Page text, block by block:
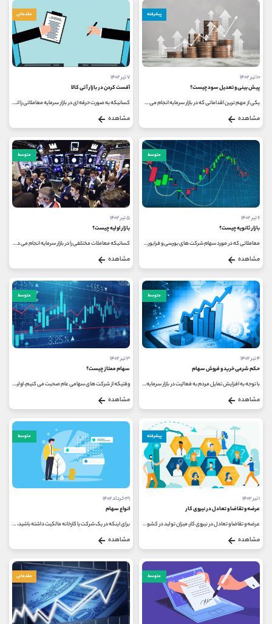
پیشرفته
۱۰ تیر ۱۴۰۲
پیش بینی و تعدیل سود چیست؟
یکی از مهم ترین اقداماتی که در بازار سرمایه انجام می شود؛ پیش بینی سود شرکت های مختلفی است که سهام آن ها در بورس عرضه شده اند...
مشاهده
مقدماتی
۷ تیر ۱۴۰۲
آفست کردن در بازار آتی کالا
کسانیکه به صورت حرفه ای در بازار سرمایه معاملاتی را انجام می دهند، با مفهوم آفست کردن در بازار آتی کالا آشنا هستند. قطعا تمام...
مشاهده
متوسط
۶ تیر ۱۴۰۲
بازار ثانویه چیست؟
معاملاتی که در مورد سهام شرکت های بورسی و فرابورسی انجام می شوند، در واقع مربوط به دو بازار مختلف هستند؛ بازار اولیه و ثانویه...
مشاهده
متوسط
۵ تیر ۱۴۰۲
بازار اولیه چیست؟
کسانیکه معاملات مختلفی را در بازار سرمایه انجام می دهند، حتما تا به حال عنوان بازار اولیه را شنیده اند. برخی از افراد از مفهوم...
مشاهده
متوسط
۴ تیر ۱۴۰۲
حکم شرعی خرید و فروش سهام
با توجه به افزایش تمایل مردم به فعالیت در بازار سرمایه و انجام معاملات مختلف، یکی از سوالاتی که درمورد معاملات بازار سرمایه...
مشاهده
متوسط
۳ تیر ۱۴۰۲
سهام ممتاز چیست؟
وقتیکه از شرکت های سهامی عام صحبت می کنیم، اولین موضوعی که به ذهن افراد می رسد، سهم های شرکت مذکور و انواع آن است. به طور کلی،...
مشاهده
پیشرفته
۱ تیر ۱۴۰۲
عرضه و تقاضا و تعادل در نیروی کار
عرضه و تقاضا و تعادل در نیروی کار، میزان تولید در کشور را تحت تاثیر خود قرار می دهد. تولید و بازار کار، رابطه مستقیمی با اقتصاد...
مشاهده
متوسط
۳۱ خرداد ۱۴۰۲
انواع سهام
برای اینکه در یک شرکت یا کارخانه مالکیت داشته باشید، می توانید سهام آن را خریداری نمایید. در واقع سهام، کوچک ترین واحد برای...
مشاهده
متوسط مقدماتی